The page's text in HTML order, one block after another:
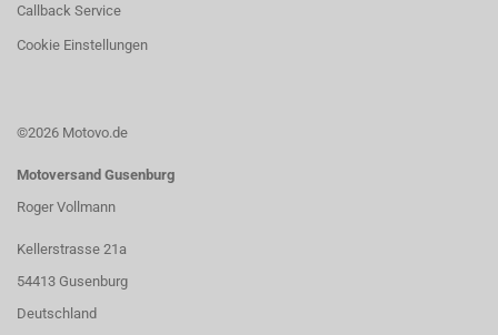
Callback Service
Cookie Einstellungen
©2026 Motovo.de
Motoversand Gusenburg
Roger Vollmann
Kellerstrasse 21a
54413 Gusenburg
Deutschland